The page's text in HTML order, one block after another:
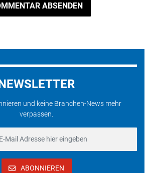
ABSENDEN
und keine Branchen-News mehr
verpassen.
ABONNIEREN